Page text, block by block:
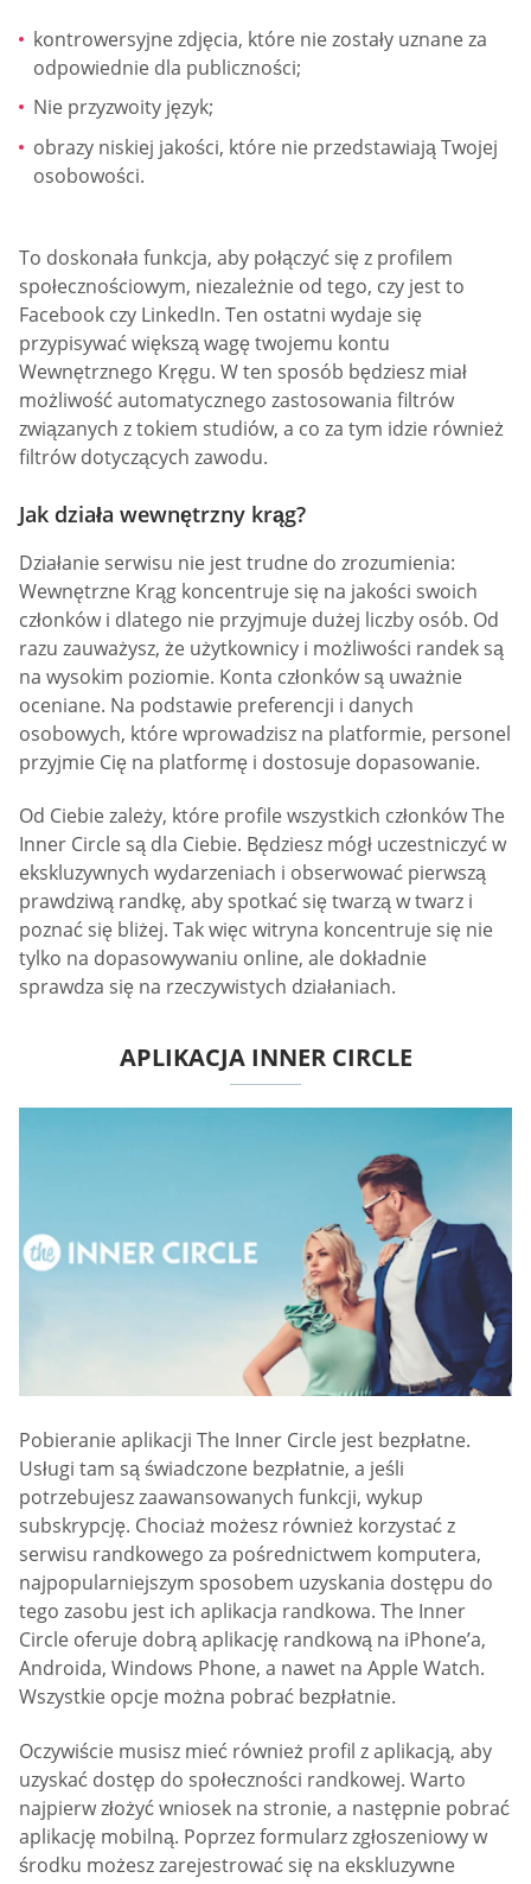
kontrowersyjne zdjęcia, które nie zostały uznane za
odpowiednie dla publiczności;
Nie przyzwoity język;
obrazy niskiej jakości, które nie przedstawiają Twojej
osobowości.
To doskonała funkcja, aby połączyć się z profilem
społecznościowym, niezależnie od tego, czy jest to
Facebook czy LinkedIn. Ten ostatni wydaje się
przypisywać większą wagę twojemu kontu
Wewnętrznego Kręgu. W ten sposób będziesz miał
możliwość automatycznego zastosowania filtrów
związanych z tokiem studiów, a co za tym idzie również
filtrów dotyczących zawodu.
Jak działa wewnętrzny krąg?
Działanie serwisu nie jest trudne do zrozumienia:
Wewnętrzne Krąg koncentruje się na jakości swoich
członków i dlatego nie przyjmuje dużej liczby osób. Od
razu zauważysz, że użytkownicy i możliwości randek są
na wysokim poziomie. Konta członków są uważnie
oceniane. Na podstawie preferencji i danych
osobowych, które wprowadzisz na platformie, personel
przyjmie Cię na platformę i dostosuje dopasowanie.
Od Ciebie zależy, które profile wszystkich członków The
Inner Circle są dla Ciebie. Będziesz mógł uczestniczyć w
ekskluzywnych wydarzeniach i obserwować pierwszą
prawdziwą randkę, aby spotkać się twarzą w twarz i
poznać się bliżej. Tak więc witryna koncentruje się nie
tylko na dopasowywaniu online, ale dokładnie
sprawdza się na rzeczywistych działaniach.
APLIKACJA INNER CIRCLE
Pobieranie aplikacji The Inner Circle jest bezpłatne.
Usługi tam są świadczone bezpłatnie, a jeśli
potrzebujesz zaawansowanych funkcji, wykup
subskrypcję. Chociaż możesz również korzystać z
serwisu randkowego za pośrednictwem komputera,
najpopularniejszym sposobem uzyskania dostępu do
tego zasobu jest ich aplikacja randkowa. The Inner
Circle oferuje dobrą aplikację randkową na iPhone’a,
Androida, Windows Phone, a nawet na Apple Watch.
Wszystkie opcje można pobrać bezpłatnie.
Oczywiście musisz mieć również profil z aplikacją, aby
uzyskać dostęp do społeczności randkowej. Warto
najpierw złożyć wniosek na stronie, a następnie pobrać
aplikację mobilną. Poprzez formularz zgłoszeniowy w
środku możesz zarejestrować się na ekskluzywne